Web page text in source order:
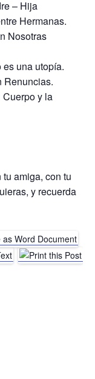
– Hija
Hermanas.
Nosotras
una utopía.
Renuncias.
Cuerpo y la
amiga, con tu
y recuerda